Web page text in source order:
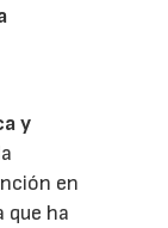
y
en
ha